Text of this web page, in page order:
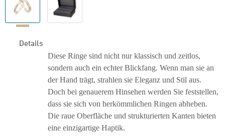
Details
Diese Ringe sind nicht nur klassisch und zeitlos,
sondern auch ein echter Blickfang. Wenn man sie an
der Hand trägt, strahlen sie Eleganz und Stil aus.
Doch bei genauerem Hinsehen werden Sie feststellen,
dass sie sich von herkömmlichen Ringen abheben.
Die raue Oberfläche und strukturierten Kanten bieten
eine einzigartige Haptik.